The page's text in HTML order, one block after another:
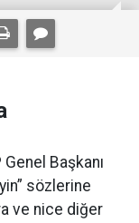
Başkanı
sözlerine
ve nice diğer